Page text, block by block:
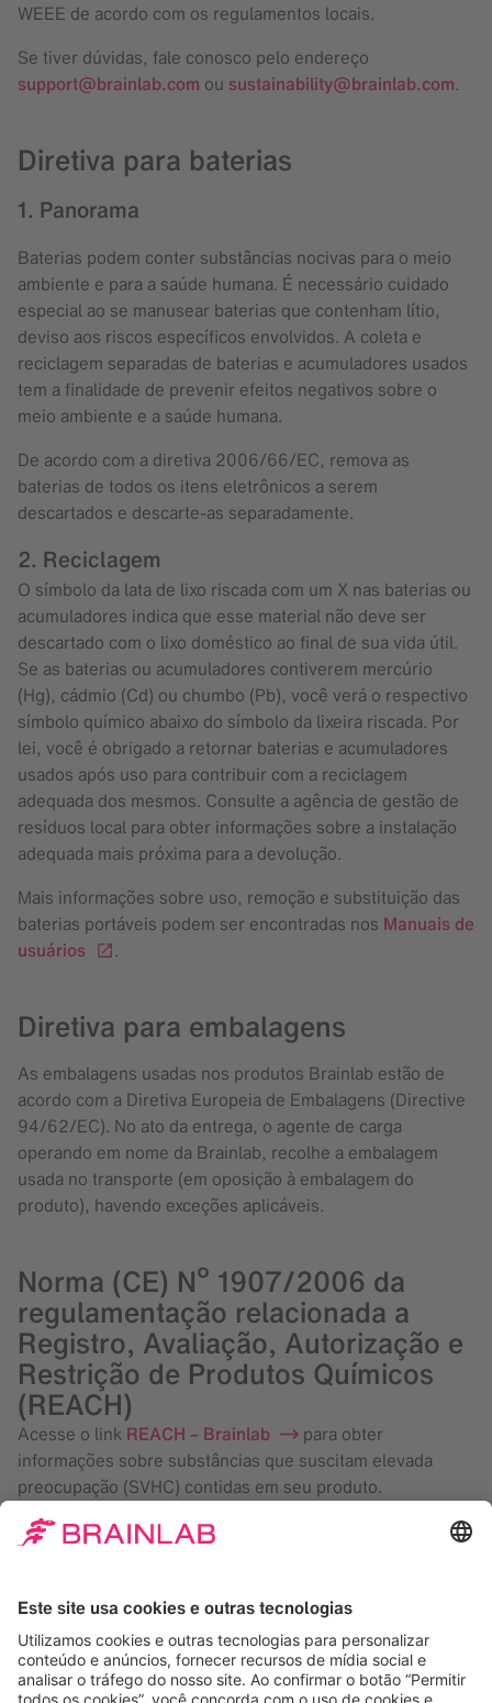
WEEE de acordo com os regulamentos locais.
Se tiver dúvidas, fale conosco pelo endereço
support@brainlab.com ou sustainability@brainlab.com.
Diretiva para baterias
1. Panorama
Baterias podem conter substâncias nocivas para o meio
ambiente e para a saúde humana. É necessário cuidado
especial ao se manusear baterias que contenham lítio,
deviso aos riscos específicos envolvidos. A coleta e
reciclagem separadas de baterias e acumuladores usados
tem a finalidade de prevenir efeitos negativos sobre o
meio ambiente e a saúde humana.
De acordo com a diretiva 2006/66/EC, remova as
baterias de todos os itens eletrônicos a serem
descartados e descarte-as separadamente.
2. Reciclagem
O símbolo da lata de lixo riscada com um X nas baterias ou
acumuladores indica que esse material não deve ser
descartado com o lixo doméstico ao final de sua vida útil.
Se as baterias ou acumuladores contiverem mercúrio
(Hg), cádmio (Cd) ou chumbo (Pb), você verá o respectivo
símbolo químico abaixo do símbolo da lixeira riscada. Por
lei, você é obrigado a retornar baterias e acumuladores
usados após uso para contribuir com a reciclagem
adequada dos mesmos. Consulte a agência de gestão de
resíduos local para obter informações sobre a instalação
adequada mais próxima para a devolução.
Mais informações sobre uso, remoção e substituição das
baterias portáveis podem ser encontradas nos Manuais de
usuários
.
Diretiva para embalagens
As embalagens usadas nos produtos Brainlab estão de
acordo com a Diretiva Europeia de Embalagens (Directive
94/62/EC). No ato da entrega, o agente de carga
operando em nome da Brainlab, recolhe a embalagem
usada no transporte (em oposição à embalagem do
produto), havendo exceções aplicáveis.
Norma (CE) Nº 1907/2006 da
regulamentação relacionada a
Registro, Avaliação, Autorização e
Restrição de Produtos Químicos
(REACH)
Acesse o link REACH – Brainlab
para obter
informações sobre substâncias que suscitam elevada
preocupação (SVHC) contidas em seu produto.
Se não encontrar instruções de reciclagem para seu país,
Instruções de reciclagem